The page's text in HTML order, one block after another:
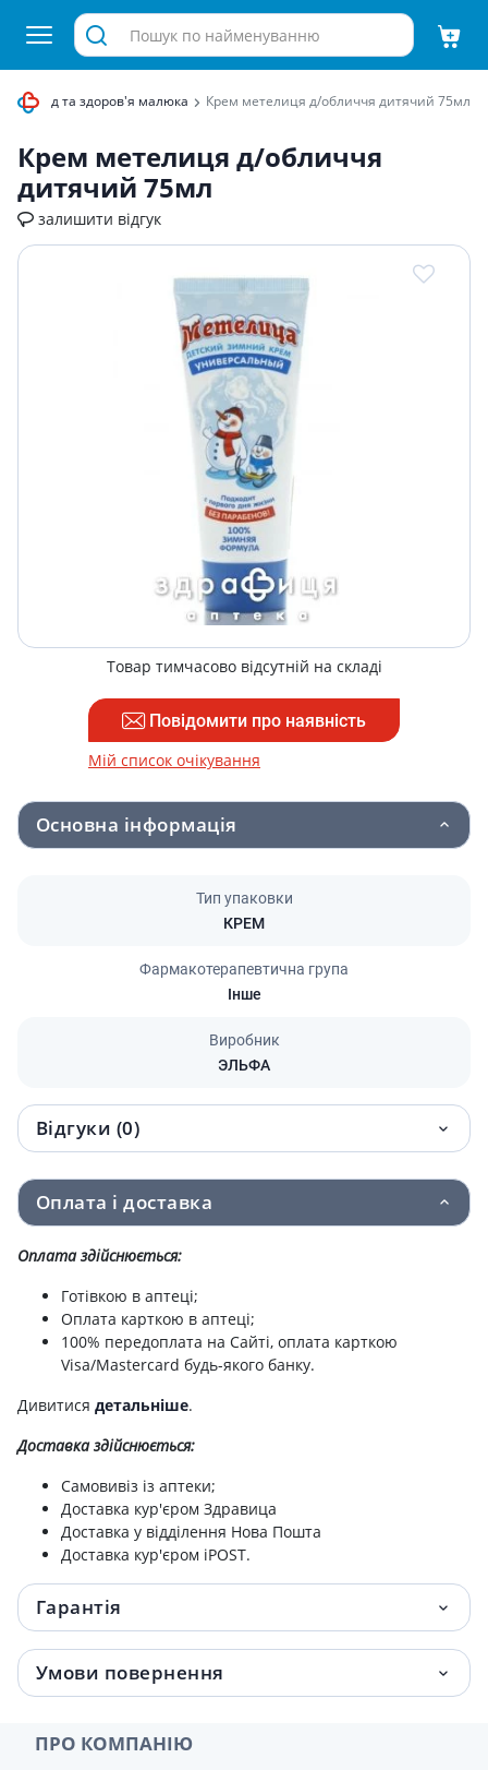
Догляд та здоров'я малюка Крем метелиця д/обличчя дитячий 75мл
Крем метелиця д/обличчя
дитячий 75мл
залишити відгук
Товар тимчасово відсутній на складі
Повідомити про наявність
Мій список очікування
Основна інформація
Тип упаковки
КРЕМ
Фармакотерапевтична група
Інше
Виробник
ЭЛЬФА
Відгуки (0)
Оплата і доставка
Оплата здійснюється:
Готівкою в аптеці;
Оплата карткою в аптеці;
100% передоплата на Сайті, оплата карткою
Visa/Mastercard будь-якого банку.
Дивитися детальніше.
Доставка здійснюється:
Самовивіз із аптеки;
Доставка кур'єром Здравица
Доставка у відділення Нова Пошта
Доставка кур'єром iPOST.
Гарантія
Умови повернення
ПРО КОМПАНІЮ